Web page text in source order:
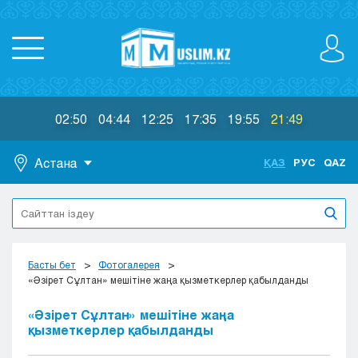
02:50 04:44 12:25 17:35 19:55 21:49
Астана
Астана
Алматы
Атырау
Караганда
Кокшетау
Костанай
ҚАЗ РУС QAZ
Басты бет
Фотогалерея
«Әзірет Сұлтан» мешітіне жаңа қызметкерлер қабылданды
«Әзірет Сұлтан» мешітіне жаңа
қызметкерлер қабылданды